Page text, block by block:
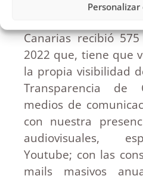
Personalizar
Canarias recibió
2022 que, tiene que
la propia visibilidad
Transparencia de
medios de
con nuestra
audiovisuales,
Youtube; con las
mails masivos